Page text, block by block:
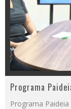
Programa
Programa